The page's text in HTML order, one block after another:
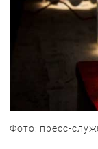
Фото: пресс-